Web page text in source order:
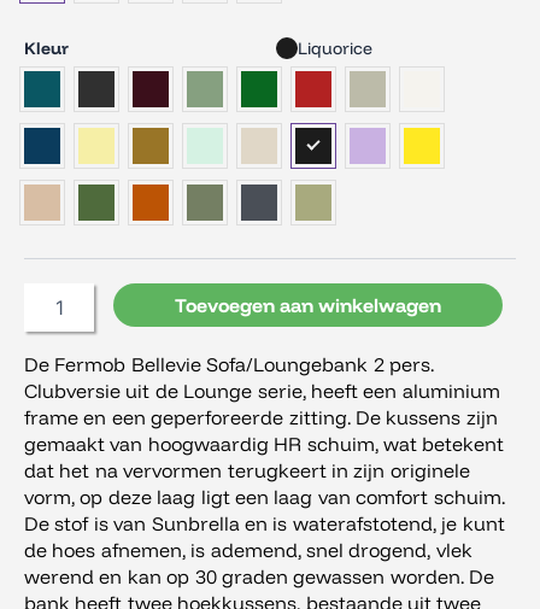
Kleur Liquorice
Clubversie
Toevoegen aan winkelwagen
De Fermob Bellevie Sofa/Loungebank 2 pers.
Clubversie uit de Lounge serie, heeft een aluminium
frame en een geperforeerde zitting. De kussens zijn
gemaakt van hoogwaardig HR schuim, wat betekent
dat het na vervormen terugkeert in zijn originele
vorm, op deze laag ligt een laag van comfort schuim.
De stof is van Sunbrella en is waterafstotend, je kunt
de hoes afnemen, is ademend, snel drogend, vlek
werend en kan op 30 graden gewassen worden. De
bank heeft twee hoekkussens, bestaande uit twee